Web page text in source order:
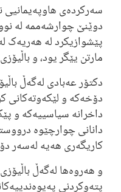
سەرکردەی
دوێنێ چوارشەممە لە
پێشوازیکرد لە هەریەک
مارتن یێگر یود، و
دکتۆر عەبادی لەگەڵ
دۆخەکە و لێکەوتەکانی
داخرانە سیاسییەکە و
دانانی چوارچێوە
کاریگەری هەیە لەسەر
و هەروەها لەگەڵ
پتەوکردنی